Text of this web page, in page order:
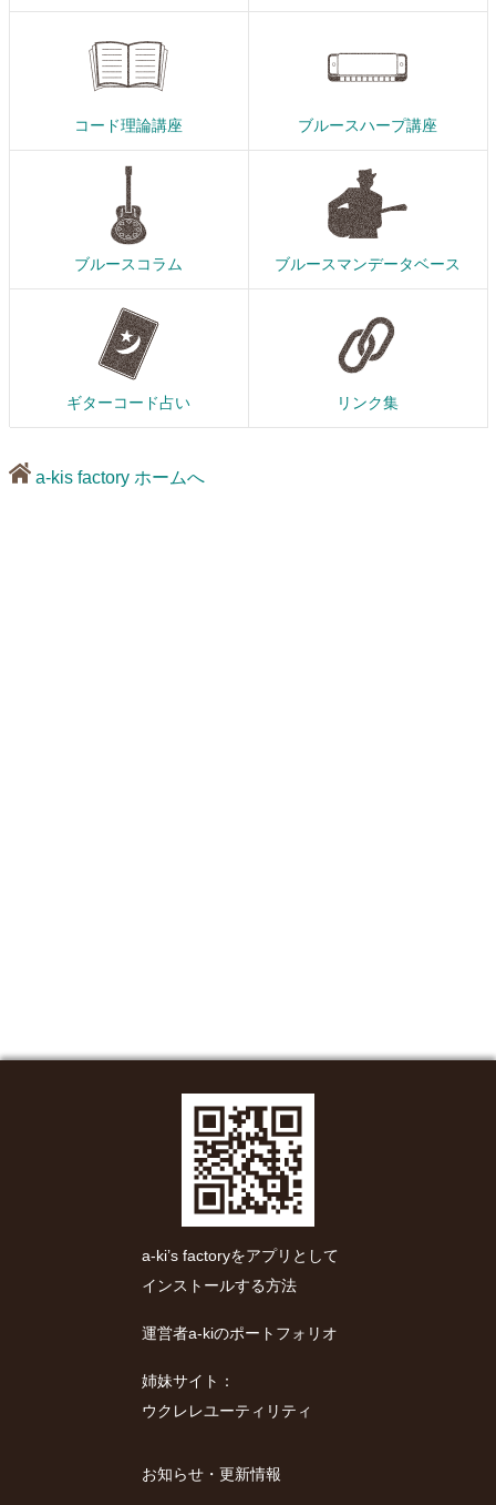
コード理論講座 ブルースハープ講座
ブルースコラム ブルースマンデータベース
ギターコード占い リンク集
a-kis factory ホームへ
a-ki’s factoryをアプリとして
インストールする方法
運営者a-kiのポートフォリオ
姉妹サイト：
ウクレレユーティリティ
お知らせ・更新情報